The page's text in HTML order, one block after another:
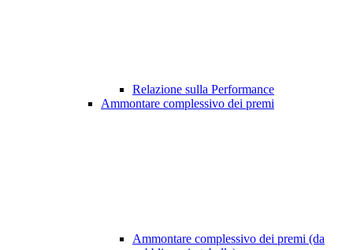
Relazione sulla Performance
Ammontare complessivo dei premi
Ammontare complessivo dei premi (da